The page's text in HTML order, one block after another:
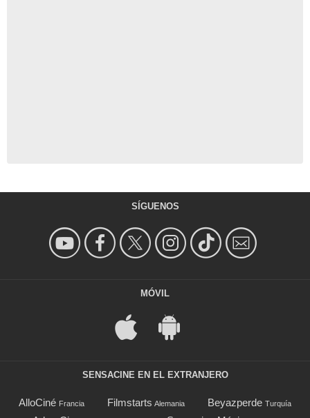
SÍGUENOS
MÓVIL
SENSACINE EN EL EXTRANJERO
AlloCiné Francia Filmstarts Alemania Beyazperde Turquía